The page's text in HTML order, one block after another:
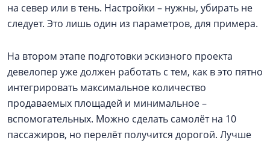
на север или в тень. Настройки – нужны, убирать не
следует. Это лишь один из параметров, для примера.
На втором этапе подготовки эскизного проекта
девелопер уже должен работать с тем, как в это пятно
интегрировать максимальное количество
продаваемых площадей и минимальное –
вспомогательных. Можно сделать самолёт на 10
пассажиров, но перелёт получится дорогой. Лучше